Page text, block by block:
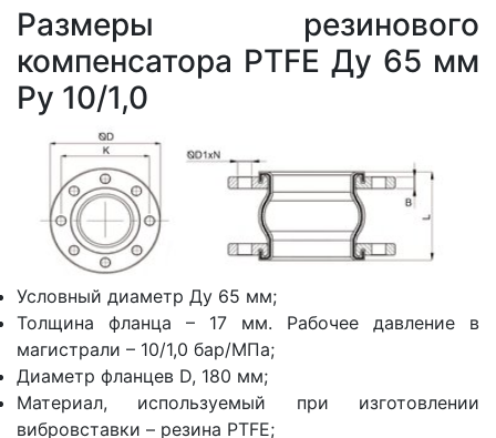
Размеры резинового
компенсатора PTFE Ду 65 мм
Ру 10/1,0
Условный диаметр Ду 65 мм;
Толщина фланца – 17 мм. Рабочее давление в
магистрали – 10/1,0 бар/МПа;
Диаметр фланцев D, 180 мм;
Материал, используемый при изготовлении
вибровставки – резина PTFE;